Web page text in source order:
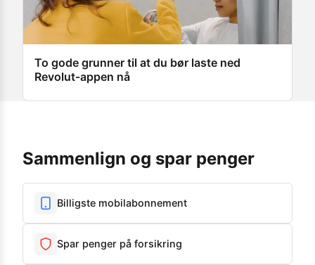
To gode grunner til at du bør laste ned
Revolut-appen nå
Sammenlign og spar penger
Billigste mobilabonnement
Spar penger på forsikring